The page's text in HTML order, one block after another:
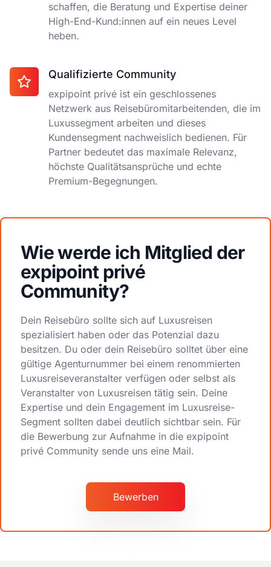
schaffen, die Beratung und Expertise deiner
High-End-Kund:innen auf ein neues Level
heben.
Qualifizierte Community
expipoint privé ist ein geschlossenes
Netzwerk aus Reisebüromitarbeitenden, die im
Luxussegment arbeiten und dieses
Kundensegment nachweislich bedienen. Für
Partner bedeutet das maximale Relevanz,
höchste Qualitätsansprüche und echte
Premium-Begegnungen.
Wie werde ich Mitglied der
expipoint privé
Community?
Dein Reisebüro sollte sich auf Luxusreisen
spezialisiert haben oder das Potenzial dazu
besitzen. Du oder dein Reisebüro solltet über eine
gültige Agenturnummer bei einem renommierten
Luxusreiseveranstalter verfügen oder selbst als
Veranstalter von Luxusreisen tätig sein. Deine
Expertise und dein Engagement im Luxusreise-
Segment sollten dabei deutlich sichtbar sein. Für
die Bewerbung zur Aufnahme in die expipoint
privé Community sende uns eine Mail.
Bewerben